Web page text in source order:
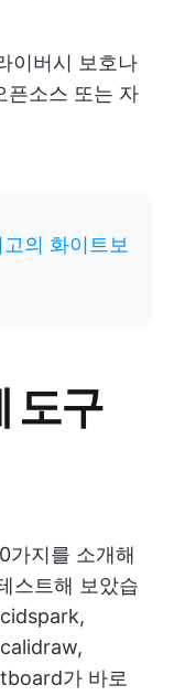
이버시 보호나
픈소스 또는 자
의 화이트보
도구
가지를 소개해
스트해 보았습
가 바로